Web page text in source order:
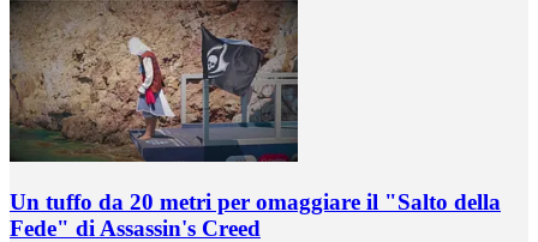
Un tuffo da 20 metri per omaggiare il "Salto della
Fede" di Assassin's Creed